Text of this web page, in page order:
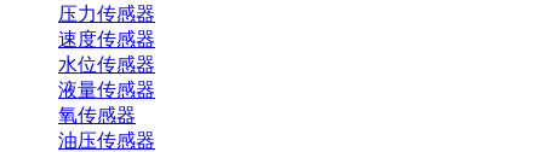
压力传感器
速度传感器
水位传感器
液量传感器
氧传感器
油压传感器